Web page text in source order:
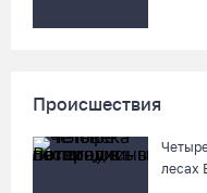
Происшествия
лесах